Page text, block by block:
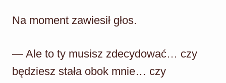
Na moment zawiesił głos.
— Ale to ty musisz zdecydować… czy
będziesz stała obok mnie… czy